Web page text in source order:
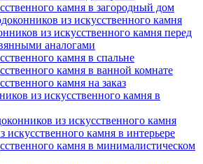
камня в загородный дом
из искусственного камня
из искусственного камня перед
аналогами
камня в спальне
камня в ванной комнате
камня на заказ
из искусственного камня в
из искусственного камня
камня в интерьере
камня в минималистическом